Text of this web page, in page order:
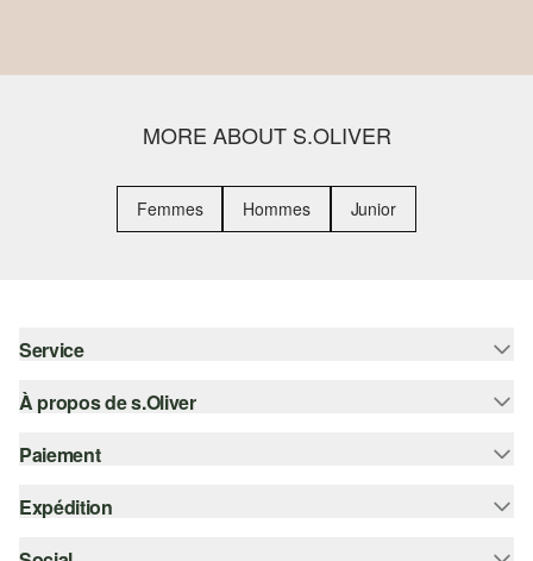
MORE ABOUT S.OLIVER
Femmes Hommes Junior
Service
Aide - FAQ
Guide des tailles
À propos de s.Oliver
S'abonner à la Newsletter
s.Oliver Card
Paiement
Sur facture
Carte de crédit
Expédition